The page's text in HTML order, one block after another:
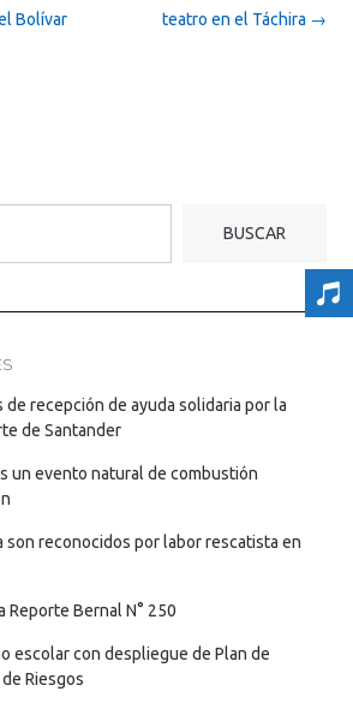
teatro en el Táchira →
Bolívar
BUSCAR
de recepción de ayuda solidaria por la
de Santander
un evento natural de combustión
son reconocidos por labor rescatista en
Reporte Bernal N° 250
escolar con despliegue de Plan de
Riesgos